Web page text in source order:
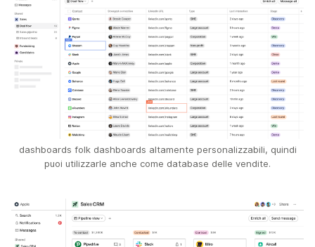
dashboards folk dashboards altamente personalizzabili, quindi
puoi utilizzarle anche come database delle vendite.